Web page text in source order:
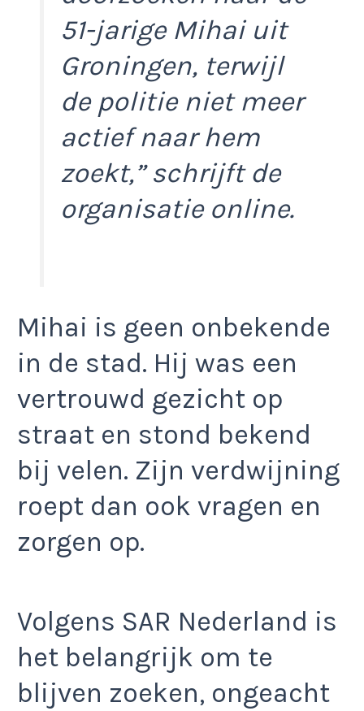
51-jarige Mihai uit
Groningen, terwijl
de politie niet meer
actief naar hem
zoekt,”schrijft de
organisatie online.
Mihai is geen onbekende
in de stad. Hij was een
vertrouwd gezicht op
straat en stond bekend
bij velen. Zijn verdwijning
roept dan ook vragen en
zorgen op.
Volgens SAR Nederland is
het belangrijk om te
blijven zoeken, ongeacht